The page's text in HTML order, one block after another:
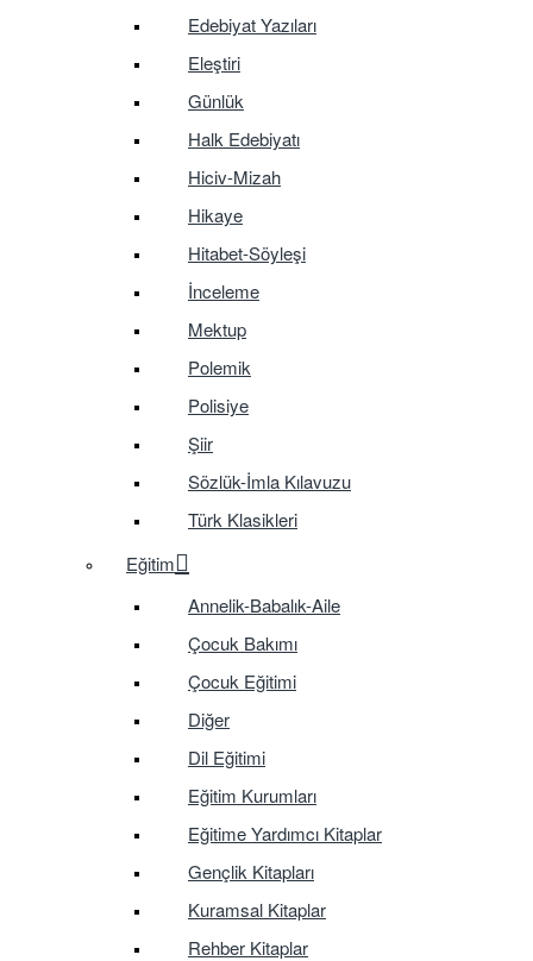
Edebiyat Yazıları
Eleştiri
Günlük
Halk Edebiyatı
Hiciv-Mizah
Hikaye
Hitabet-Söyleşi
İnceleme
Mektup
Polemik
Polisiye
Şiir
Sözlük-İmla Kılavuzu
Türk Klasikleri
Eğitim
Annelik-Babalık-Aile
Çocuk Bakımı
Çocuk Eğitimi
Diğer
Dil Eğitimi
Eğitim Kurumları
Eğitime Yardımcı Kitaplar
Gençlik Kitapları
Kuramsal Kitaplar
Rehber Kitaplar